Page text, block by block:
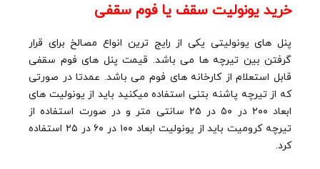
خرید یونولیت سقف یا فوم سقفی
پنل های یونولیتی یکی از رایج ترین انواع مصالخ برای قرار
گرفتن بین تیرچه ها می باشد. قیمت پنل های فوم سقفی
قابل استعلام از کارخانه های فوم می باشد. عمدتا در صورتی
که از تیرچه پاشنه بتنی استفاده میکنید باید از یونولیت های
ابعاد ۲۰۰ در ۵۰ در ۲۵ سانتی متر و در صورت استفاده از
تیرچه کرومیت باید از یونولیت ابعاد ۱۰۰ در ۶۰ در ۲۵ استفاده
کرد.